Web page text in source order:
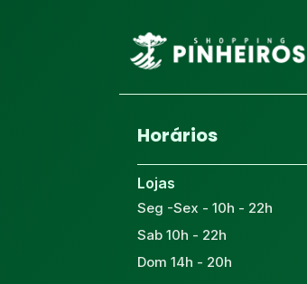
Horários
Lojas
Seg -Sex - 10h - 22h
Sab 10h - 22h
Dom 14h - 20h